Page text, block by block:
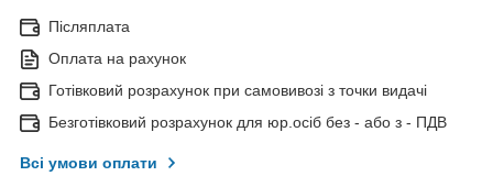
Післяплата
Оплата на рахунок
Готівковий розрахунок при самовивозі з точки видачі
Безготівковий розрахунок для юр.осіб без - або з - ПДВ
Всі умови оплати